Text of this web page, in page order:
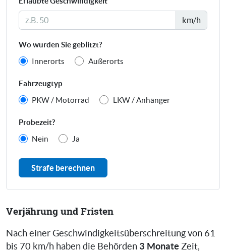
km/h
Wo wurden Sie geblitzt?
Innerorts Außerorts
Fahrzeugtyp
PKW / Motorrad LKW / Anhänger
Probezeit?
Nein Ja
Strafe berechnen
Verjährung und Fristen
Nach einer Geschwindigkeitsüberschreitung von 61
bis 70 km/h haben die Behörden 3 Monate Zeit,